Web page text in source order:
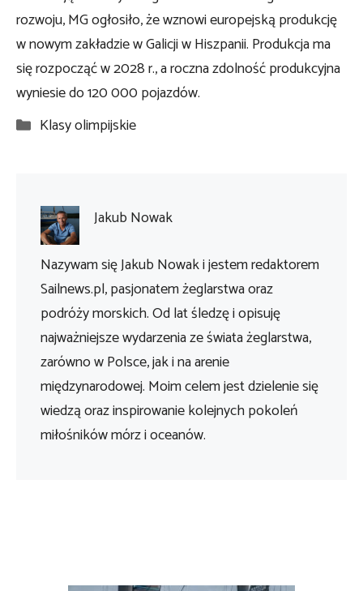
rozwoju, MG ogłosiło, że wznowi europejską produkcję
w nowym zakładzie w Galicji w Hiszpanii. Produkcja ma
się rozpocząć w 2028 r., a roczna zdolność produkcyjna
wyniesie do 120 000 pojazdów.
Kategorie
Klasy olimpijskie
Jakub Nowak
Nazywam się Jakub Nowak i jestem redaktorem
Sailnews.pl, pasjonatem żeglarstwa oraz
podróży morskich. Od lat śledzę i opisuję
najważniejsze wydarzenia ze świata żeglarstwa,
zarówno w Polsce, jak i na arenie
międzynarodowej. Moim celem jest dzielenie się
wiedzą oraz inspirowanie kolejnych pokoleń
miłośników mórz i oceanów.